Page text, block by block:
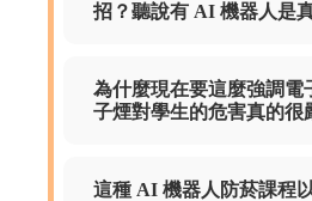
招？聽說有 AI 機器人是
為什麼現在要這麼強調電
子煙對學生的危害真的很
這種 AI 機器人防菸課程